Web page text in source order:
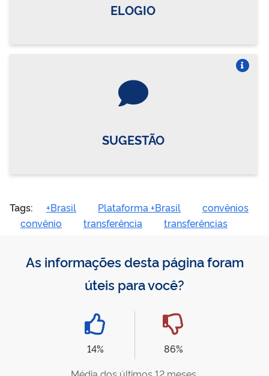
ELOGIO
SUGESTÃO
Tags: +Brasil Plataforma +Brasil
convênios
convênio
transferência transferências
As informações desta página foram
úteis para você?
14%
86%